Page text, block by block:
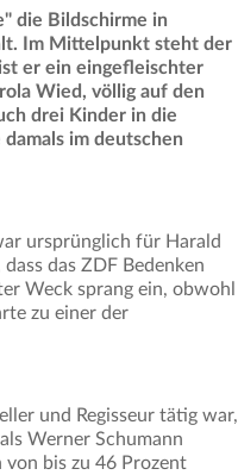
die Bildschirme in
Im Mittelpunkt steht der
er ein eingefleischter
Wied, völlig auf den
drei Kinder in die
im deutschen
ursprünglich für Harald
das ZDF Bedenken
Weck sprang ein, obwohl
zu einer der
und Regisseur tätig war,
Werner Schumann
bis zu 46 Prozent